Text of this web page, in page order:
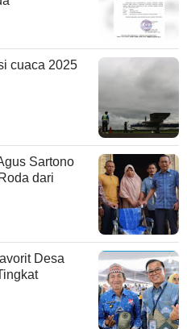
cuaca 2025
Sartono
dari
Desa